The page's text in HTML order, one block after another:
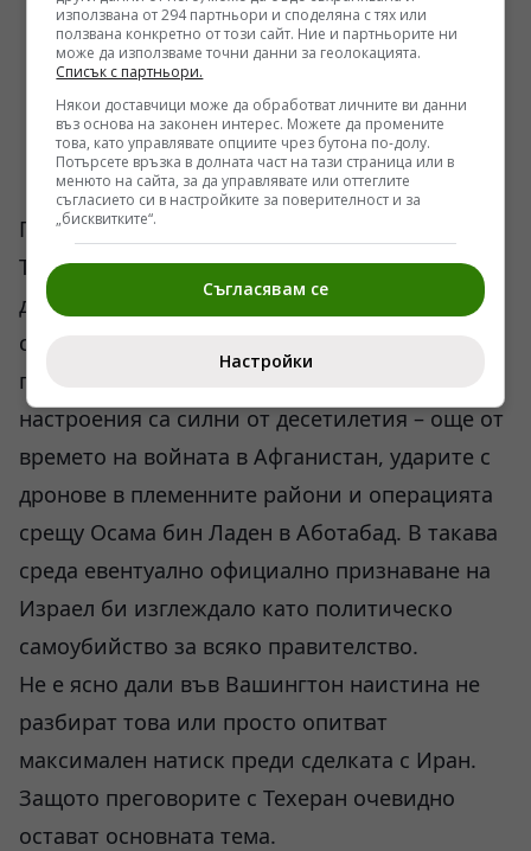
Пакистан е още по-сложен случай.
Това е единствената мюсюлманска ядрена
държава. Армията фактически контролира
системата. В страната действат радикални
групировки, а антиамериканските
настроения са силни от десетилетия – още от
времето на войната в Афганистан, ударите с
дронове в племенните райони и операцията
срещу Осама бин Ладен в Аботабад. В такава
среда евентуално официално признаване на
Израел би изглеждало като политическо
самоубийство за всяко правителство.
Не е ясно дали във Вашингтон наистина не
разбират това или просто опитват
максимален натиск преди сделката с Иран.
Защото преговорите с Техеран очевидно
остават основната тема.
използвана от 294 партньори и споделяна с тях или
ползвана конкретно от този сайт. Ние и партньорите ни
може да използваме точни данни за геолокацията.
Списък с партньори.
Някои доставчици може да обработват личните ви данни
въз основа на законен интерес. Можете да промените
това, като управлявате опциите чрез бутона по-долу.
Потърсете връзка в долната част на тази страница или в
менюто на сайта, за да управлявате или оттеглите
съгласието си в настройките за поверителност и за
„бисквитките“.
Съгласявам се
Настройки